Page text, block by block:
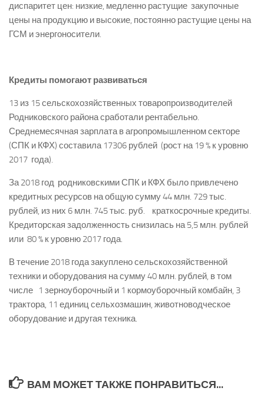
диспаритет цен: низкие, медленно растущие закупочные
цены на продукцию и высокие, постоянно растущие цены на
ГСМ и энергоносители.
Кредиты помогают развиваться
13 из 15 сельскохозяйственных товаропроизводителей
Родниковского района сработали рентабельно.
Среднемесячная зарплата в агропромышленном секторе
(СПК и КФХ) составила 17306 рублей (рост на 19 % к уровню
2017 года).
За 2018 год родниковскими СПК и КФХ было привлечено
кредитных ресурсов на общую сумму 44 млн. 729 тыс.
рублей, из них 6 млн. 745 тыс. руб. ­ краткосрочные кредиты.
Кредиторская задолженность снизилась на 5,5 млн. рублей
или 80 % к уровню 2017 года.
В течение 2018 года закуплено сельскохозяйственной
техники и оборудования на сумму 40 млн. рублей, в том
числе ­ 1 зерноуборочный и 1 кормоуборочный комбайн, 3
трактора, 11 единиц сельхозмашин, животноводческое
оборудование и другая техника.
ВАМ МОЖЕТ ТАКЖЕ ПОНРАВИТЬСЯ...